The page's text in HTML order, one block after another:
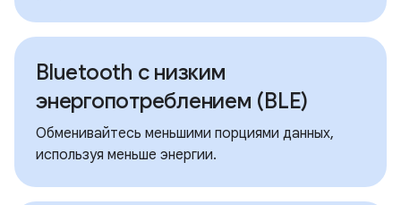
Bluetooth с низким
энергопотреблением (BLE)
Обменивайтесь меньшими порциями данных,
используя меньше энергии.